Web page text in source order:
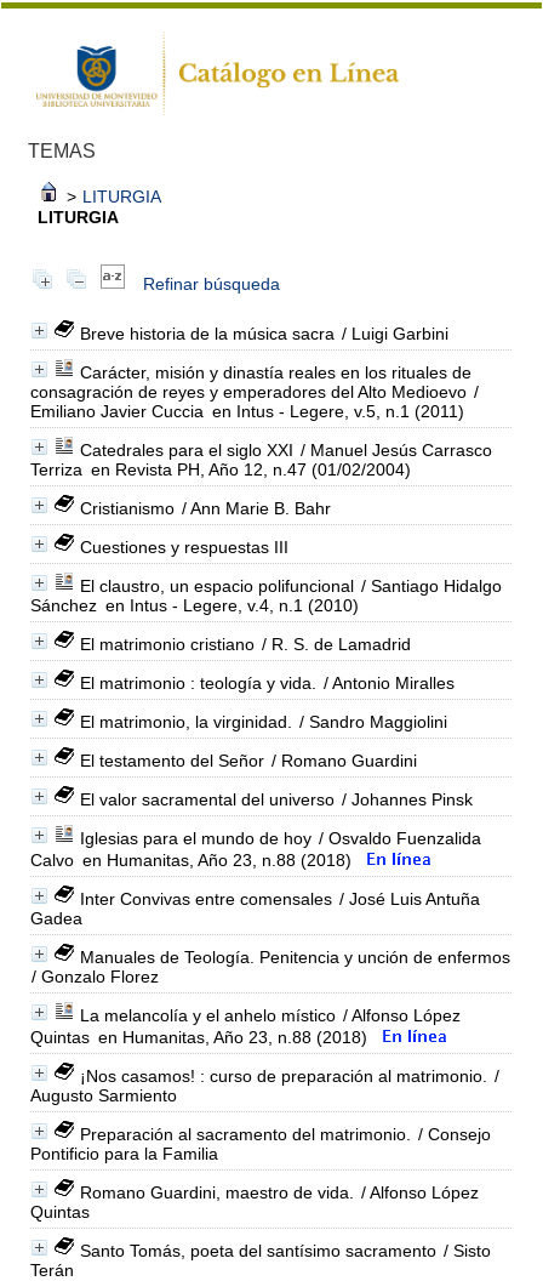
TEMAS
> LITURGIA
LITURGIA
Refinar búsqueda
Breve historia de la música sacra / Luigi Garbini
Carácter, misión y dinastía reales en los rituales de
consagración de reyes y emperadores del Alto Medioevo /
Emiliano Javier Cuccia en Intus - Legere, v.5, n.1 (2011)
Catedrales para el siglo XXI / Manuel Jesús Carrasco
Terriza en Revista PH, Año 12, n.47 (01/02/2004)
Cristianismo / Ann Marie B. Bahr
Cuestiones y respuestas III
El claustro, un espacio polifuncional / Santiago Hidalgo
Sánchez en Intus - Legere, v.4, n.1 (2010)
El matrimonio cristiano / R. S. de Lamadrid
El matrimonio : teología y vida.
/ Antonio Miralles
El matrimonio, la virginidad.
/ Sandro Maggiolini
El testamento del Señor / Romano Guardini
El valor sacramental del universo / Johannes Pinsk
Iglesias para el mundo de hoy / Osvaldo Fuenzalida
Calvo en Humanitas, Año 23, n.88 (2018)
Inter Convivas entre comensales / José Luis Antuña
Gadea
Manuales de Teología. Penitencia y unción de enfermos
/ Gonzalo Florez
La melancolía y el anhelo místico / Alfonso López
Quintas en Humanitas, Año 23, n.88 (2018)
¡Nos casamos! : curso de preparación al matrimonio.
/
Augusto Sarmiento
Preparación al sacramento del matrimonio.
/ Consejo
Pontificio para la Familia
Romano Guardini, maestro de vida.
/ Alfonso López
Quintas
Santo Tomás, poeta del santísimo sacramento / Sisto
Terán